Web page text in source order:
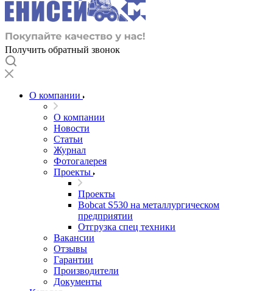
Получить обратный звонок
О компании
О компании
Новости
Статьи
Журнал
Фотогалерея
Проекты
Проекты
Bobcat S530 на металлургическом
предприятии
Отгрузка спец техники
Вакансии
Отзывы
Гарантии
Производители
Документы